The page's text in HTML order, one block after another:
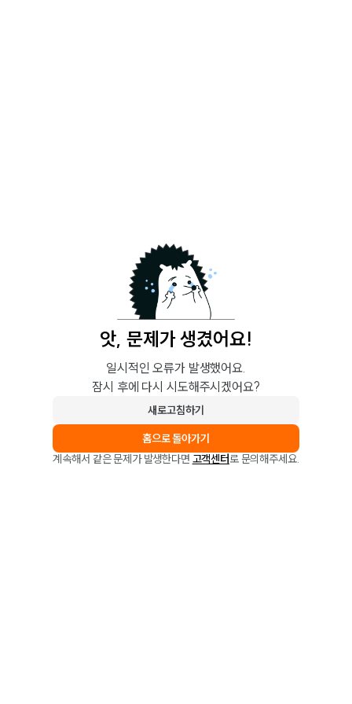
앗, 문제가 생겼어요!
일시적인 오류가 발생했어요.
잠시 후에 다시 시도해주시겠어요?
새로고침하기
홈으로 돌아가기
계속해서 같은 문제가 발생한다면 고객센터로 문의해주세요.